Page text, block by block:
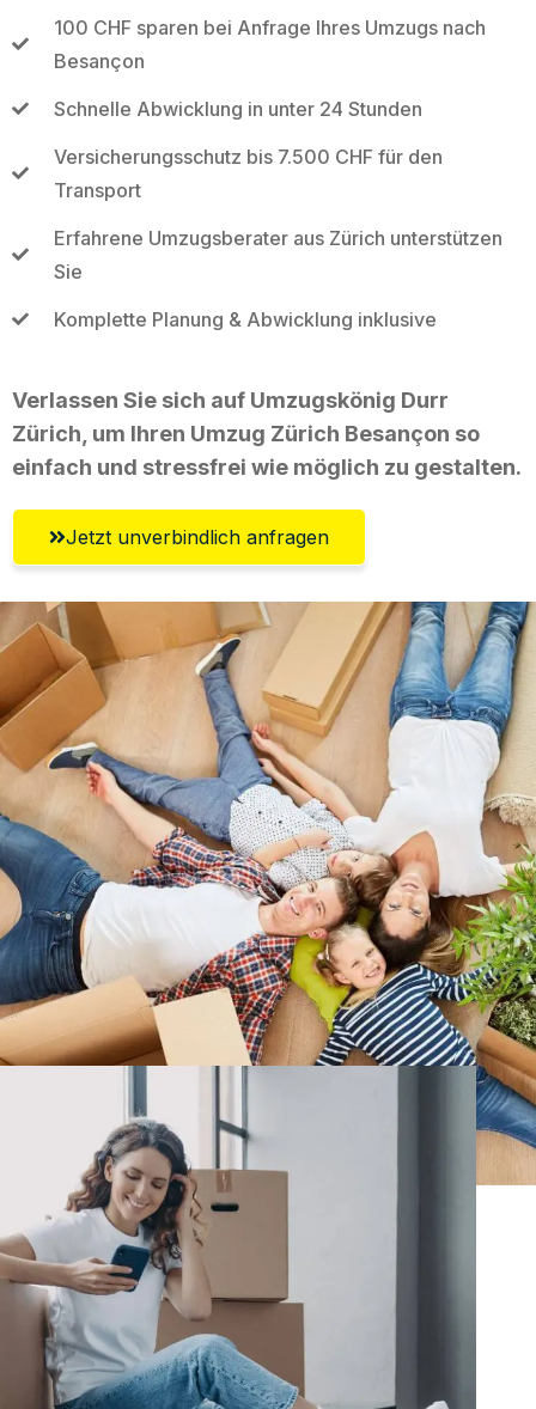
100 CHF sparen bei Anfrage Ihres Umzugs nach
Besançon
Schnelle Abwicklung in unter 24 Stunden
Versicherungsschutz bis 7.500 CHF für den
Transport
Erfahrene Umzugsberater aus Zürich unterstützen
Sie
Komplette Planung & Abwicklung inklusive
Verlassen Sie sich auf Umzugskönig Durr
Zürich, um Ihren Umzug Zürich Besançon so
einfach und stressfrei wie möglich zu gestalten.
Jetzt unverbindlich anfragen